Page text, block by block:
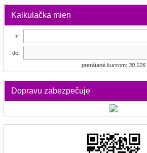
Kalkulačka mien
z:
do:
prerátané kurzom: 30.126
Dopravu zabezpečuje